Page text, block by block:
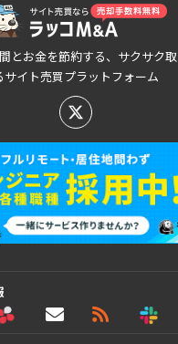
とお金を節約する、サクサク
サイト売買プラットフォーム